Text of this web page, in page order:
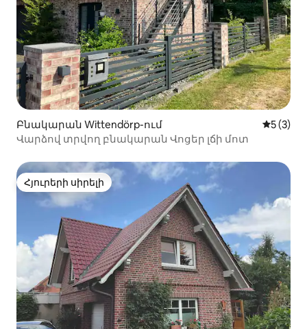
Բնակարան Wittendörp-ում Միջին
5 (3)
Վարձով տրվող բնակարան Վոցեր լճի մոտ
Հյուրերի սիրելի
Հյուրերի սիրելի